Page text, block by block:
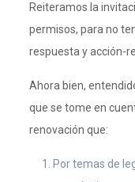
Reiteramos la
permisos, para no
respuesta y acción-
Ahora bien,
que se tome en
renovación que:
Por temas de